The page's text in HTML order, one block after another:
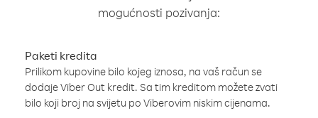
mogućnosti pozivanja:
Paketi kredita
Prilikom kupovine bilo kojeg iznosa, na vaš račun se
dodaje Viber Out kredit. Sa tim kreditom možete zvati
bilo koji broj na svijetu po Viberovim niskim cijenama.